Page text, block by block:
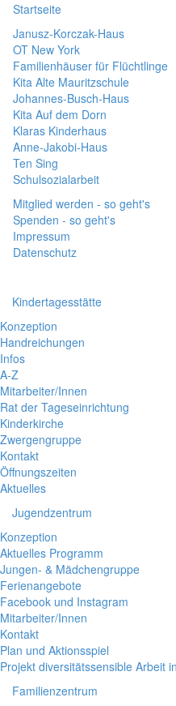
Startseite
Janusz-Korczak-Haus
OT New York
Familienhäuser für Flüchtlinge
Kita Alte Mauritzschule
Johannes-Busch-Haus
Kita Auf dem Dorn
Klaras Kinderhaus
Anne-Jakobi-Haus
Ten Sing
Schulsozialarbeit
Mitglied werden - so geht's
Spenden - so geht's
Impressum
Datenschutz
Kindertagesstätte
Konzeption
Handreichungen
Infos
A-Z
Mitarbeiter/Innen
Rat der Tageseinrichtung
Kinderkirche
Zwergengruppe
Kontakt
Öffnungszeiten
Aktuelles
Jugendzentrum
Konzeption
Aktuelles Programm
Jungen- & Mädchengruppe
Ferienangebote
Facebook und Instagram
Mitarbeiter/Innen
Kontakt
Plan und Aktionsspiel
Projekt diversitätssensible Arbeit
Familienzentrum